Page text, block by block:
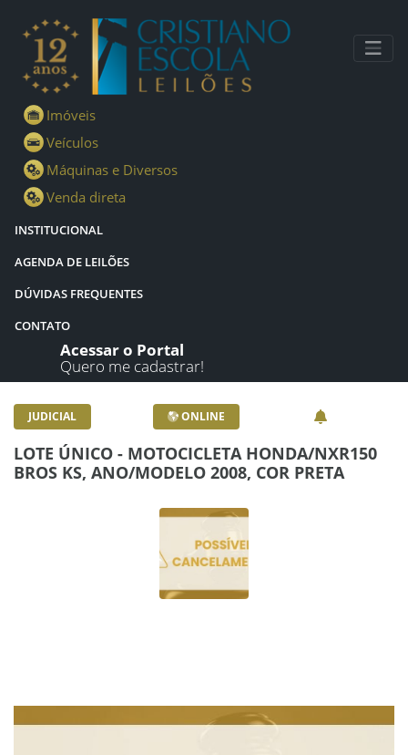
Imóveis
Veículos
Máquinas e Diversos
Venda direta
INSTITUCIONAL
AGENDA DE LEILÕES
DÚVIDAS FREQUENTES
CONTATO
Acessar o Portal
Quero me cadastrar!
JUDICIAL ONLINE
LOTE ÚNICO - MOTOCICLETA HONDA/NXR150
BROS KS, ANO/MODELO 2008, COR PRETA